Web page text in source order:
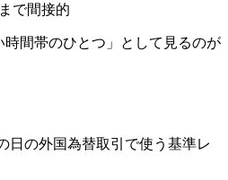
で間接的
間帯のひとつ」として見るのが
日の外国為替取引で使う基準レ